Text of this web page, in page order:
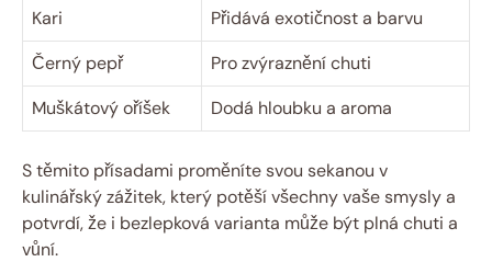
Kari
Přidává exotičnost a barvu
Černý pepř
Pro zvýraznění chuti
Muškátový oříšek
Dodá hloubku a aroma
S těmito přísadami proměníte svou sekanou v
kulinářský zážitek, který potěší všechny vaše smysly a
potvrdí, že i bezlepková varianta může být plná chuti a
vůní.